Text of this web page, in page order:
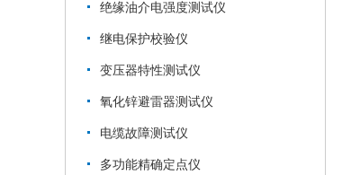
绝缘油介电强度测试仪
继电保护校验仪
变压器特性测试仪
氧化锌避雷器测试仪
电缆故障测试仪
多功能精确定点仪